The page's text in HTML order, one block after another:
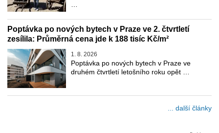
Poptávka po nových bytech v Praze ve 2. čtvrtletí
zesílila: Průměrná cena jde k 188 tisíc Kč/m²
1. 8. 2026
Poptávka po nových bytech v Praze ve
druhém čtvrtletí letošního roku opět …
... další články